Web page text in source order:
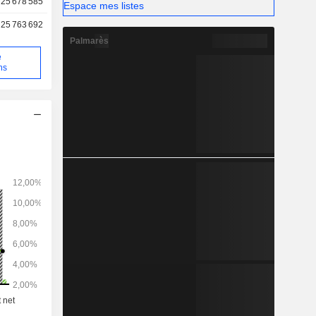
25 763 692
Espace mes listes
Palmarès